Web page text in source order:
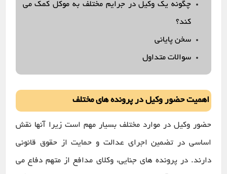
چگونه یک وکیل در جرایم مختلف به موکل کمک می
کند؟
سخن پایانی
سوالات متداول
اهمیت حضور وکیل در پرونده های مختلف
حضور وکیل در موارد مختلف بسیار مهم است زیرا آنها نقش
اساسی در تضمین اجرای عدالت و حمایت از حقوق قانونی
دارند. در پرونده های جنایی، وکلای مدافع از متهم دفاع می